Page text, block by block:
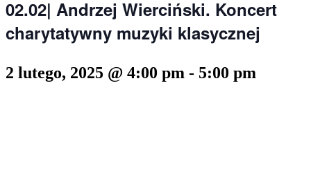
02.02| Andrzej Wierciński. Koncert
charytatywny muzyki klasycznej
2 lutego, 2025 @ 4:00 pm - 5:00 pm